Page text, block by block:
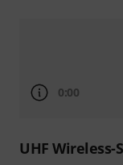
0:00
UHF Wireless-